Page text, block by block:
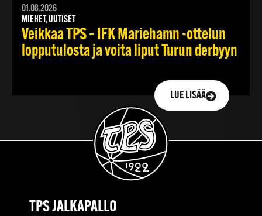
01.08.2026
MIEHET, UUTISET
Veikkaa TPS – IFK Mariehamn -ottelun
lopputulosta ja voita liput Turun derbyyn
LUE LISÄÄ
TPS JALKAPALLO